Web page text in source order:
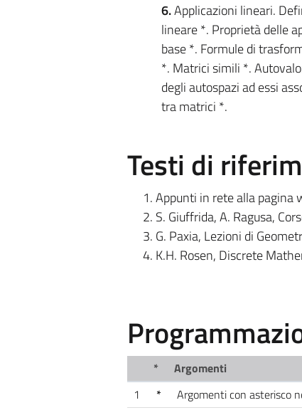
6.Applicazioni lineari.
lineare *. Proprietà delle
base *. Formule di
*. Matrici simili *.
degli autospazi ad essi
tra matrici *.
Testi di
Appunti in rete alla pagina
S. Giuffrida, A. Ragusa,
G. Paxia, Lezioni di
K.H. Rosen, Discrete
* Argomenti
1
* Argomenti con asterisco